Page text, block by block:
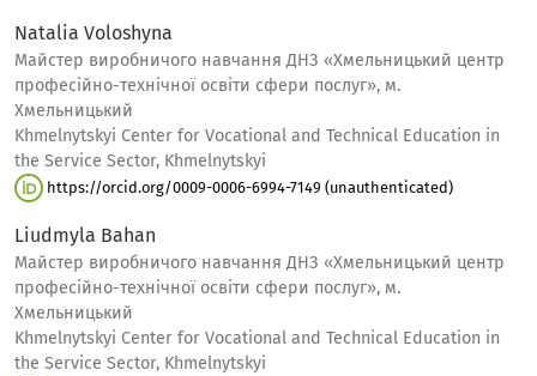
Natalia Voloshyna
Майстер виробничого навчання ДНЗ «Хмельницький центр
професійно-технічної освіти сфери послуг», м.
Хмельницький
Khmelnytskyi Center for Vocational and Technical Education in
the Service Sector, Khmelnytskyi
https://orcid.org/0009-0006-6994-7149 (unauthenticated)
Liudmyla Bahan
Майстер виробничого навчання ДНЗ «Хмельницький центр
професійно-технічної освіти сфери послуг», м.
Хмельницький
Khmelnytskyi Center for Vocational and Technical Education in
the Service Sector, Khmelnytskyi